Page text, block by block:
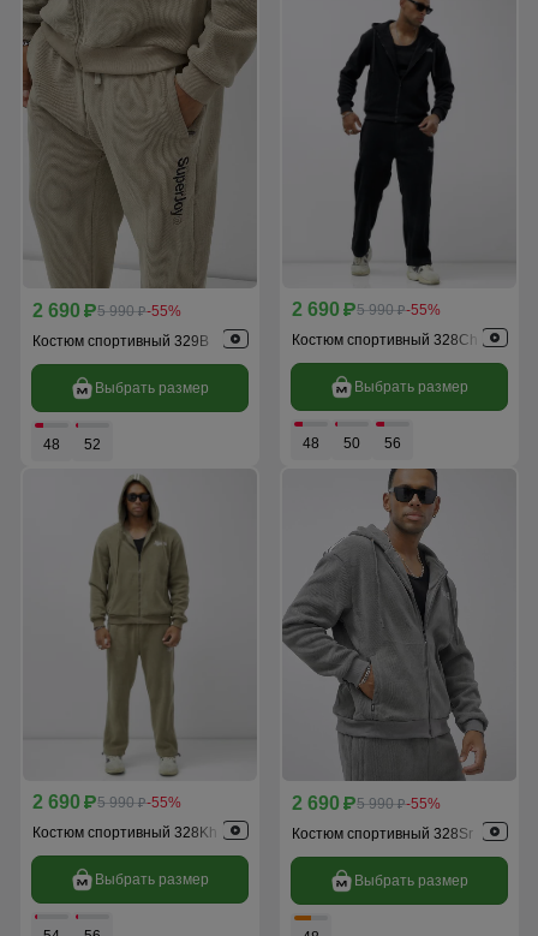
2 690 p5 990 p-55%
Костюм спортивный 329B
Выбрать размер
48 52
2 690 p5 990 p-55%
Костюм спортивный 328Ch
Выбрать размер
48 50 56
2 690 p5 990 p-55%
Костюм спортивный 328Kh
Выбрать размер
2 690 p5 990 p-55%
Костюм спортивный 328Sr
Выбрать размер